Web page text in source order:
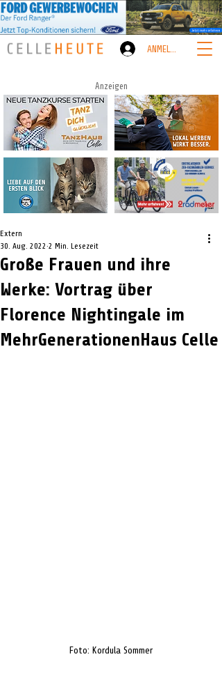
ANMELDEN
Anzeigen
Große Frauen und ihre
Werke: Vortrag über
Florence Nightingale im
MehrGenerationenHaus Celle
Extern
30. Aug. 2022 2 Min. Lesezeit
Foto: Kordula Sommer